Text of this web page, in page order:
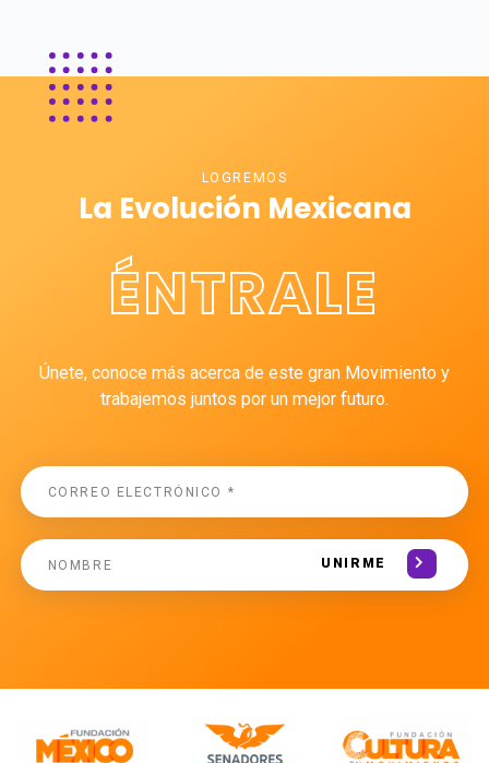
LOGREMOS
La Evolución Mexicana
ÉNTRALE
Únete, conoce más acerca de este gran Movimiento y
trabajemos juntos por un mejor futuro.
UNIRME